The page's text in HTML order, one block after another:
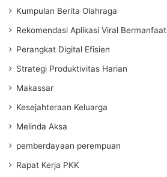
Kumpulan Berita Olahraga
Rekomendasi Aplikasi Viral Bermanfaat
Perangkat Digital Efisien
Strategi Produktivitas Harian
Makassar
Kesejahteraan Keluarga
Melinda Aksa
pemberdayaan perempuan
Rapat Kerja PKK